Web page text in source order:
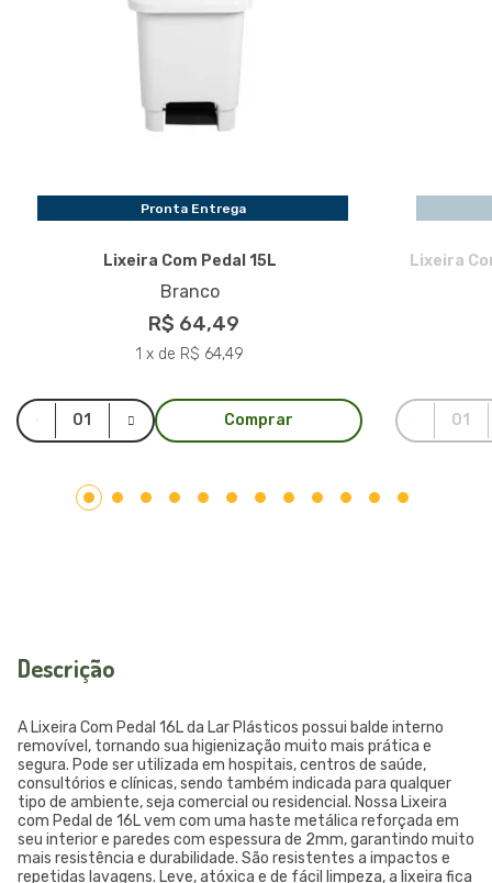
Pronta Entrega
Lixeira Com Pedal 15L
Branco
R$ 64,49
1 x de R$ 64,49
Comprar
Lixeira
Descrição
A Lixeira Com Pedal 16L da Lar Plásticos possui balde interno
removível, tornando sua higienização muito mais prática e
segura. Pode ser utilizada em hospitais, centros de saúde,
consultórios e clínicas, sendo também indicada para qualquer
tipo de ambiente, seja comercial ou residencial. Nossa Lixeira
com Pedal de 16L vem com uma haste metálica reforçada em
seu interior e paredes com espessura de 2mm, garantindo muito
mais resistência e durabilidade. São resistentes a impactos e
repetidas lavagens. Leve, atóxica e de fácil limpeza, a lixeira fica